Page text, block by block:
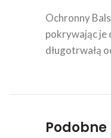
Ochronny
pokrywając je
długotrwałą